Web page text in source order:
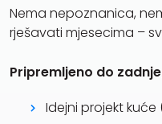
Nema nepoznanica,
rješavati mjesecima –
Pripremljeno do
Idejni projekt